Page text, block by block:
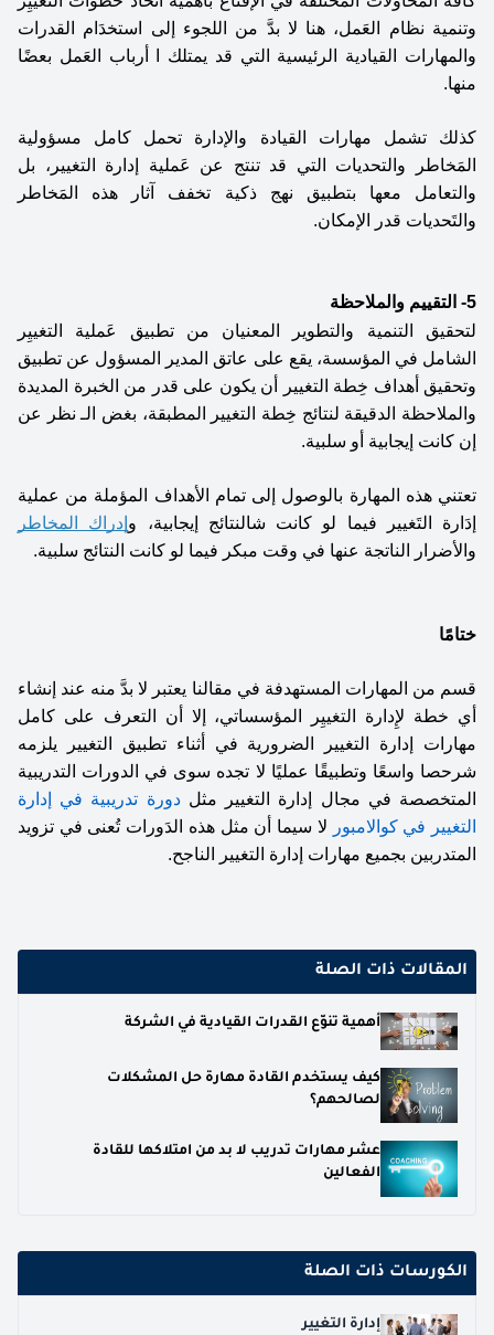
منها.
والتَحديات قدر الإمكان.
5- التقييم والملاحظة
إن كانت إيجابية أو سلبية.
إدَارة التَغيير فيما لو كانت شالنتائج إيجابية، و إدراك المخاطر
والأضرار الناتجة عنها في وقت مبكر فيما لو كانت النتائج سلبية.
ختامًا
المتخصصة في مجال إدارة التغيير مثل
التغيير في كوالامبور
المتدربين بجميع مهارات إدارة التغيير الناجح.
المقالات ذات الصلة
أهمية تنوّع القدرات القيادية في الشركة
كيف يستخدم القادة مهارة حل المشكلات
لصالحهم؟
عشر مهارات تدريب لا بد من امتلاكها للقادة
الفعالين
الكورسات ذات الصلة
إدارة التغيير